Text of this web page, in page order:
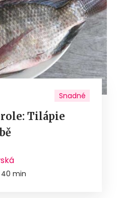
Snadné
Tilápie
min